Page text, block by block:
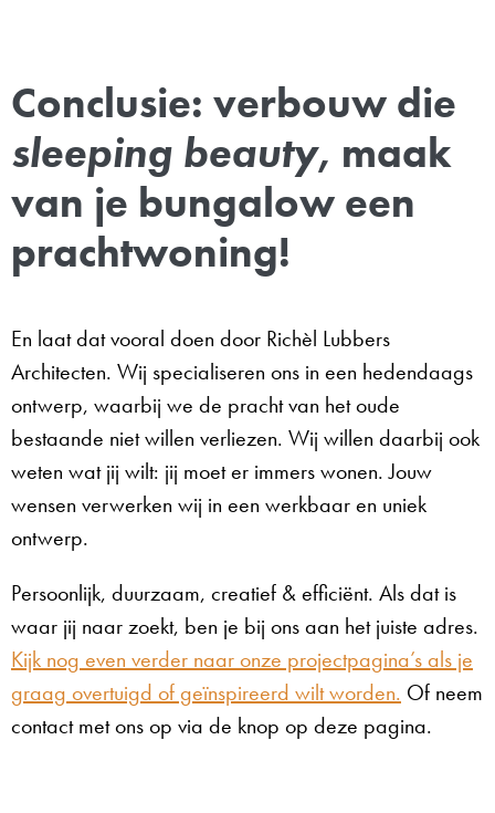
Conclusie: verbouw die
sleeping beauty, maak
van je bungalow een
prachtwoning!
En laat dat vooral doen door Richèl Lubbers
Architecten. Wij specialiseren ons in een hedendaags
ontwerp, waarbij we de pracht van het oude
bestaande niet willen verliezen. Wij willen daarbij ook
weten wat jij wilt: jij moet er immers wonen. Jouw
wensen verwerken wij in een werkbaar en uniek
ontwerp.
Persoonlijk, duurzaam, creatief & efficiënt. Als dat is
waar jij naar zoekt, ben je bij ons aan het juiste adres.
Kijk nog even verder naar onze projectpagina’s als je
graag overtuigd of geïnspireerd wilt worden. Of neem
contact met ons op via de knop op deze pagina.